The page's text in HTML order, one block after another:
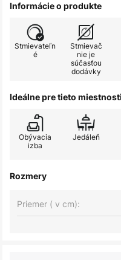
Informácie o produkte
Stmievateľn
é
Stmievač
nie je
súčasťou
dodávky
Ideálne pre tieto miestnosti
Obývacia
izba
Jedáleň
Rozmery
Priemer ( v cm):